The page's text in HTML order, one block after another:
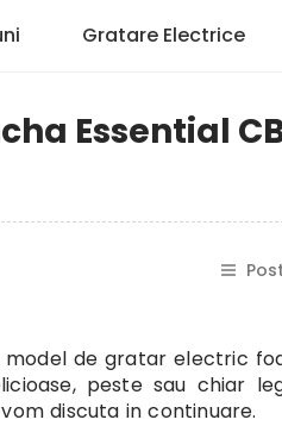
Gratare Electrice
Essential
model de gratar electric
peste sau chiar
discuta in continuare.